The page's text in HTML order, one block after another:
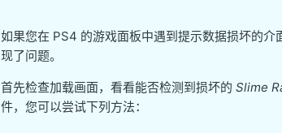
如果您在 PS4 的游戏面板中遇到提示数据损坏的
现了问题。
首先检查加载画面，看看能否检测到损坏的Slime
件，您可以尝试下列方法：